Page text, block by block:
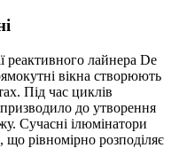
реактивного лайнера De
вікна створюють
Під час циклів
призводило до утворення
Сучасні ілюмінатори
, що рівномірно розподіляє